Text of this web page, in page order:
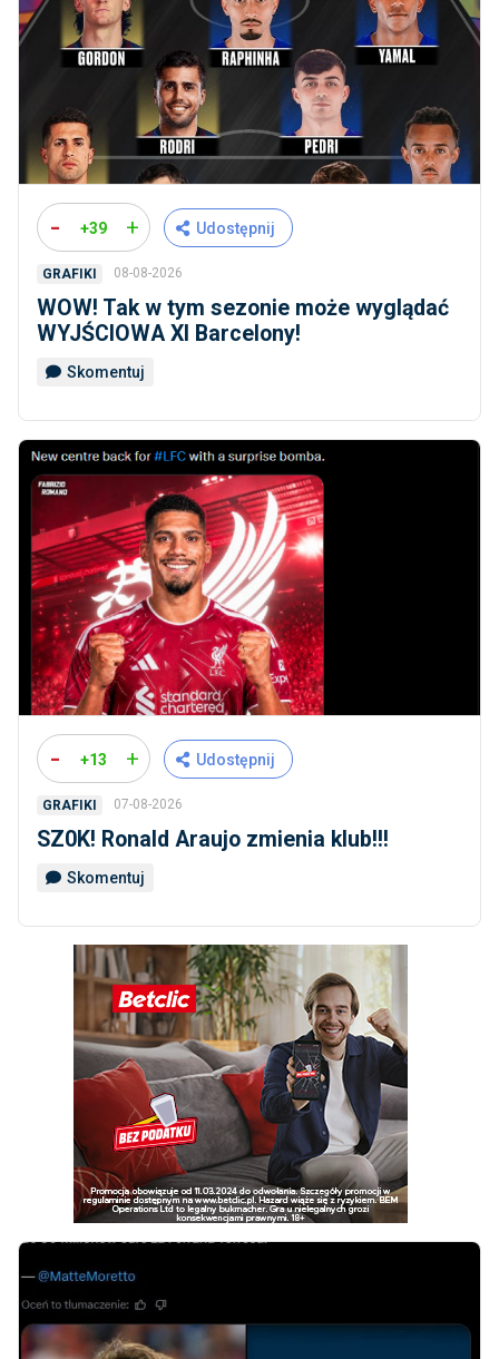
- +39 + Udostępnij
GRAFIKI 08-08-2026
WOW! Tak w tym sezonie może wyglądać
WYJŚCIOWA XI Barcelony!
Skomentuj
- +13 + Udostępnij
GRAFIKI 07-08-2026
SZ0K! Ronald Araujo zmienia klub!!!
Skomentuj